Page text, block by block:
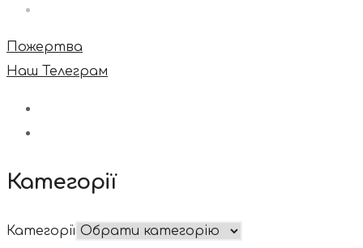
Пожертва
Наш Телеграм
Категорії
Категорії